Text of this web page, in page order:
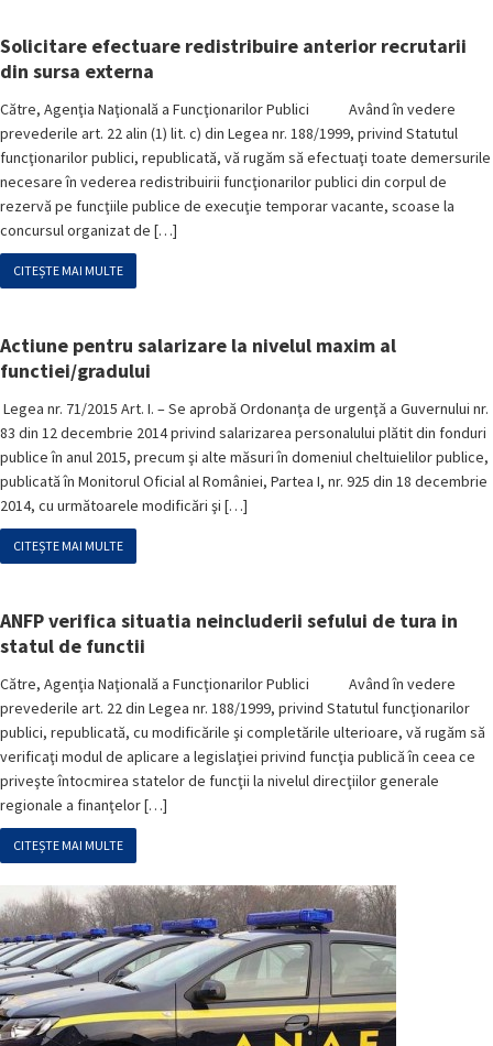
Solicitare efectuare redistribuire anterior recrutarii
din sursa externa
Către, Agenţia Naţională a Funcţionarilor Publici Având în vedere
prevederile art. 22 alin (1) lit. c) din Legea nr. 188/1999, privind Statutul
funcţionarilor publici, republicată, vă rugăm să efectuaţi toate demersurile
necesare în vederea redistribuirii funcţionarilor publici din corpul de
rezervă pe funcţiile publice de execuţie temporar vacante, scoase la
concursul organizat de […]
CITEȘTE MAI MULTE
Actiune pentru salarizare la nivelul maxim al
functiei/gradului
Legea nr. 71/2015 Art. I. – Se aprobă Ordonanţa de urgenţă a Guvernului nr.
83 din 12 decembrie 2014 privind salarizarea personalului plătit din fonduri
publice în anul 2015, precum şi alte măsuri în domeniul cheltuielilor publice,
publicată în Monitorul Oficial al României, Partea I, nr. 925 din 18 decembrie
2014, cu următoarele modificări şi […]
CITEȘTE MAI MULTE
ANFP verifica situatia neincluderii sefului de tura in
statul de functii
Către, Agenţia Naţională a Funcţionarilor Publici Având în vedere
prevederile art. 22 din Legea nr. 188/1999, privind Statutul funcţionarilor
publici, republicată, cu modificările şi completările ulterioare, vă rugăm să
verificaţi modul de aplicare a legislaţiei privind funcţia publică în ceea ce
priveşte întocmirea statelor de funcţii la nivelul direcţiilor generale
regionale a finanţelor […]
CITEȘTE MAI MULTE